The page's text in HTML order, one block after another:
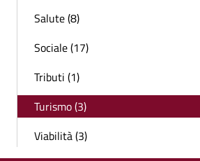
Salute (8)
Sociale (17)
Tributi (1)
Turismo (3)
Viabilità (3)